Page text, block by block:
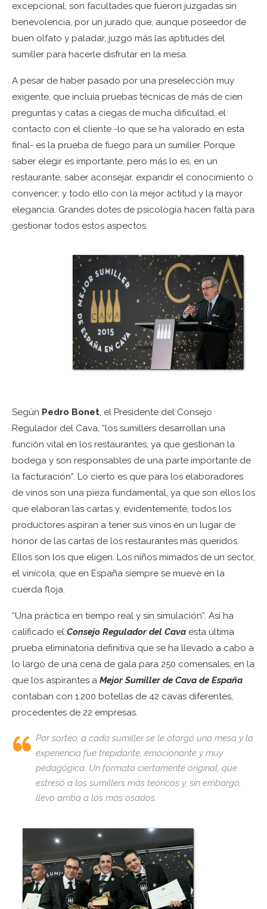
excepcional, son facultades que fueron juzgadas sin
benevolencia, por un jurado que, aunque poseedor de
buen olfato y paladar, juzgó más las aptitudes del
sumiller para hacerle disfrutar en la mesa.
A pesar de haber pasado por una preselección muy
exigente, que incluía pruebas técnicas de más de cien
preguntas y catas a ciegas de mucha dificultad, el
contacto con el cliente -lo que se ha valorado en esta
final- es la prueba de fuego para un sumiller. Porque
saber elegir es importante, pero más lo es, en un
restaurante, saber aconsejar, expandir el conocimiento o
convencer; y todo ello con la mejor actitud y la mayor
elegancia. Grandes dotes de psicología hacen falta para
gestionar todos estos aspectos.
Según Pedro Bonet, el Presidente del Consejo
Regulador del Cava, “los sumillers desarrollan una
función vital en los restaurantes, ya que gestionan la
bodega y son responsables de una parte importante de
la facturación”. Lo cierto es que para los elaboradores
de vinos son una pieza fundamental, ya que son ellos los
que elaboran las cartas y, evidentemente, todos los
productores aspiran a tener sus vinos en un lugar de
honor de las cartas de los restaurantes más queridos.
Ellos son los que eligen. Los niños mimados de un sector,
el vinícola, que en España siempre se mueve en la
cuerda floja.
“Una práctica en tiempo real y sin simulación”. Así ha
calificado el Consejo Regulador del Cava esta última
prueba eliminatoria definitiva que se ha llevado a cabo a
lo largo de una cena de gala para 250 comensales, en la
que los aspirantes a Mejor Sumiller de Cava de España
contaban con 1.200 botellas de 42 cavas diferentes,
procedentes de 22 empresas.
Por sorteo, a cada sumiller se le otorgó una mesa y la
experiencia fue trepidante, emocionante y muy
pedagógica. Un formato ciertamente original, que
estresó a los sumillers más teóricos y, sin embargo,
llevó arriba a los más osados.